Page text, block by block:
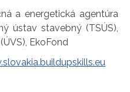
a energetická agentúra
ústav stavebný (TSÚS),
EkoFond